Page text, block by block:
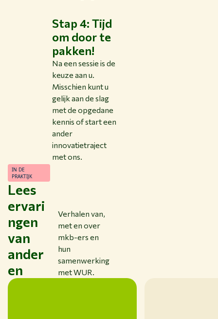
Stap 4: Tijd
om door te
pakken!
Na een sessie is de
keuze aan u.
Misschien kunt u
gelijk aan de slag
met de opgedane
kennis of start een
ander
innovatietraject
met ons.
Lees
ervari
ngen
van
ander
en
IN DE
PRAKTIJK
Verhalen van,
met en over
mkb-ers en
hun
samenwerking
met WUR.